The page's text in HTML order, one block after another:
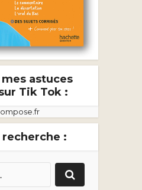
astuces
Tik Tok :
recherche :